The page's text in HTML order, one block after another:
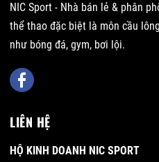
NIC Sport - Nhà bán lẻ & phân
thể thao đặc biệt là môn cầu
như bóng đá, gym, bơi lội.
LIÊN HỆ
HỘ KINH DOANH NIC SPORT